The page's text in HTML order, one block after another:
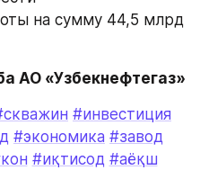
на сумму 44,5 млрд
АО «Узбекнефтегаз»
#инвестиция
#экономика #завод
#иқтисод #аёқш